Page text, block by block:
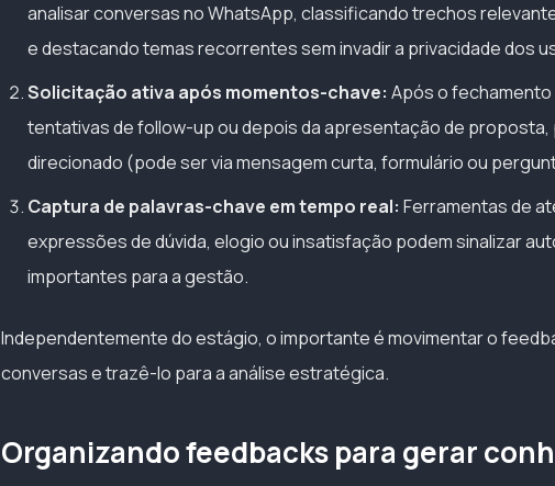
analisar conversas no WhatsApp, classificando trechos
e destacando temas recorrentes sem invadir a privacidade dos
Solicitação ativa após momentos-chave: Após o fechamento
tentativas de follow-up ou depois da apresentação de
direcionado (pode ser via mensagem curta, formulário ou
Captura de palavras-chave em tempo real: Ferramentas de
expressões de dúvida, elogio ou insatisfação podem sinalizar
importantes para a gestão.
Independentemente do estágio, o importante é movimentar o
conversas e trazê-lo para a análise estratégica.
Organizando feedbacks para gerar